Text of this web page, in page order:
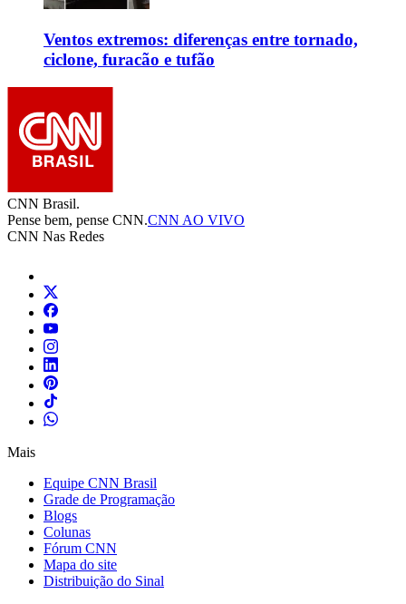
Ventos extremos: diferenças entre tornado,
ciclone, furacão e tufão
CNN Brasil.
Pense bem, pense CNN.CNN AO VIVO
CNN Nas Redes
Mais
Equipe CNN Brasil
Grade de Programação
Blogs
Colunas
Fórum CNN
Mapa do site
Distribuição do Sinal